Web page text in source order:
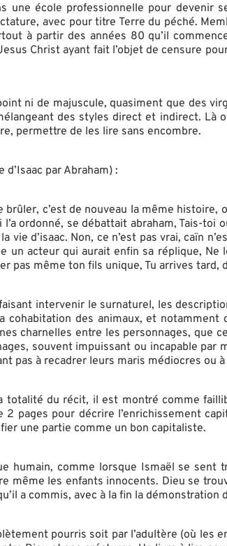
une école professionnelle pour
avec pour titre Terre du péché.
à partir des années 80 qu’il
Christ ayant fait l’objet de censure
ni de majuscule, quasiment que des
des styles direct et indirect.
permettre de les lire sans encombre.
par Abraham) :
c’est de nouveau la même
l’a ordonné, se débattait abraham, Tais-
vie d’isaac. Non, ce n’est pas vrai, caïn
un acteur qui aurait enfin sa réplique,
pas même ton fils unique, Tu arrives tard,
intervenir le surnaturel, les
cohabitation des animaux, et
charnelles entre les personnages, que
souvent impuissant ou incapable
pas à recadrer leurs maris médiocres ou
totalité du récit, il est montré comme
pages pour décrire l’enrichissement
une partie comme un bon capitaliste.
humain, comme lorsque Ismaël se
même les enfants innocents. Dieu se
a commis, avec à la fin la démonstration
pourris soit par l’adultère (où les